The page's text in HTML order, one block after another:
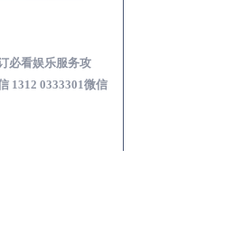
必看娱乐服务攻
1312 0333301微信